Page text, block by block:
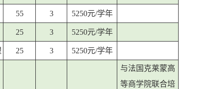
55 3 5250元/学年
25 3 5250元/学年
25 3 5250元/学年
与法国克莱蒙高
等商学院联合培